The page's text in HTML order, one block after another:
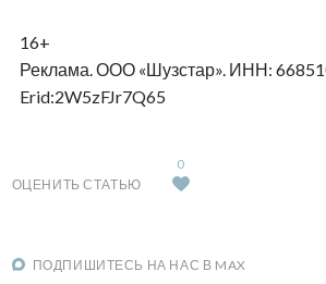
16+
Реклама. ООО «Шузстар». ИНН:
Erid:2W5zFJr7Q65
ОЦЕНИТЬ СТАТЬЮ
0
ПОДПИШИТЕСЬ НА НАС В MAX